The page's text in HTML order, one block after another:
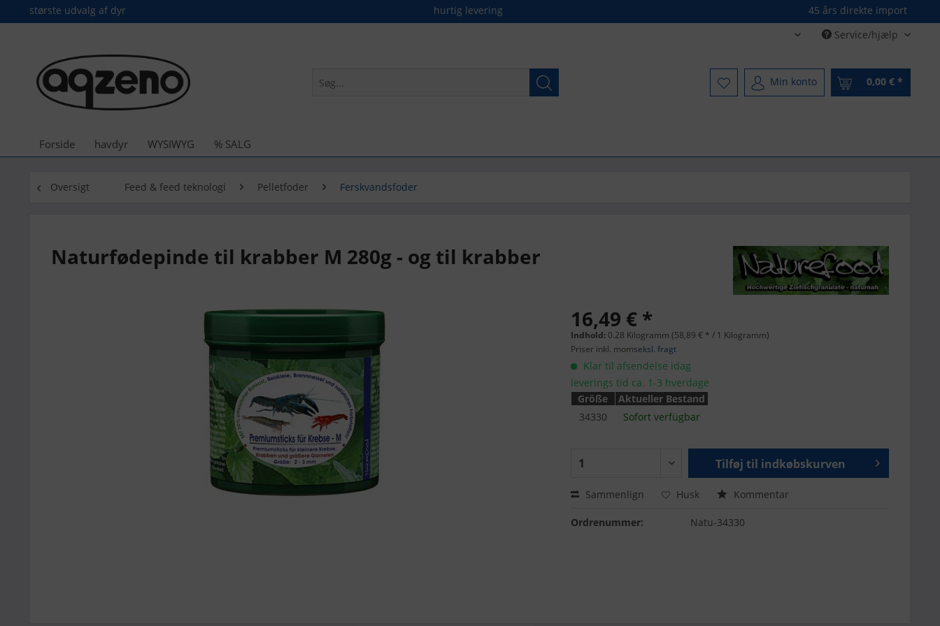
største udvalg af dyr hurtig levering 45 års direkte import
Dänisch - DanishService/hjælp
Min konto 0,00 € *
Forside havdyr WYSIWYG % SALG
Oversigt Feed & feed teknologi Pelletfoder Ferskvandsfoder
Naturfødepinde til krabber M 280g - og til krabber
16,49 € *
Indhold: 0.28 Kilogramm (58,89 € * / 1 Kilogramm)
Priser inkl. momseksl. fragt
Klar til afsendelse idag
leverings tid ca. 1-3 hverdage
Größe
Aktueller Bestand
34330
Sofort verfügbar
Tilføj til indkøbskurven
Sammenlign Husk Kommentar
Ordrenummer: Natu-34330